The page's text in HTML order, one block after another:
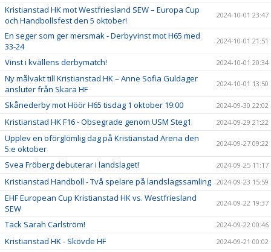
Kristianstad HK mot Westfriesland SEW – Europa Cup
och Handbollsfest den 5 oktober!
2024-10-01 23:47
En seger som ger mersmak - Derbyvinst mot H65 med
33-24
2024-10-01 21:51
Vinst i kvällens derbymatch! 2024-10-01 20:34
Ny målvakt till Kristianstad HK – Anne Sofia Guldager
ansluter från Skara HF
2024-10-01 13:50
Skånederby mot Höör H65 tisdag 1 oktober 19:00 2024-09-30 22:02
Kristianstad HK F16 - Obsegrade genom USM Steg1 2024-09-29 21:22
Upplev en oförglömlig dag på Kristianstad Arena den
5:e oktober
2024-09-27 09:22
Svea Fröberg debuterar i landslaget! 2024-09-25 11:17
Kristianstad Handboll - Två spelare på landslagssamling 2024-09-23 15:59
EHF European Cup Kristianstad HK vs. Westfriesland
SEW
2024-09-22 19:37
Tack Sarah Carlström! 2024-09-22 00:46
Kristianstad HK - Skövde HF 2024-09-21 00:02